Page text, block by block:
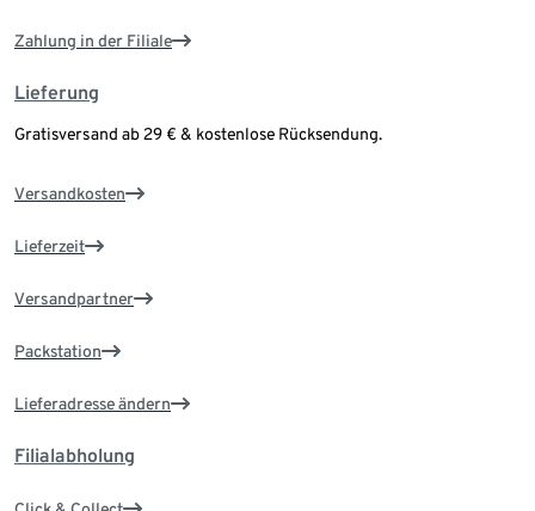
Zahlung in der Filiale
Lieferung
Gratisversand ab 29 € & kostenlose Rücksendung.
Versandkosten
Lieferzeit
Versandpartner
Packstation
Lieferadresse ändern
Filialabholung